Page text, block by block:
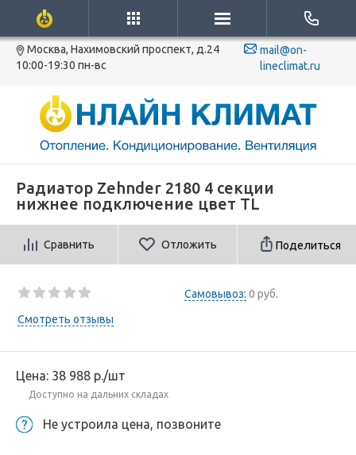
Москва, Нахимовский проспект, д.24
10:00-19:30 пн-вс
mail@on-
lineclimat.ru
Радиатор Zehnder 2180 4 секции
нижнее подключение цвет TL
Сравнить Отложить Поделиться
Самовывоз: 0 руб.
Смотреть отзывы
Цена: 38 988 р./шт
Доступно на дальних складах
Не устроила цена, позвоните